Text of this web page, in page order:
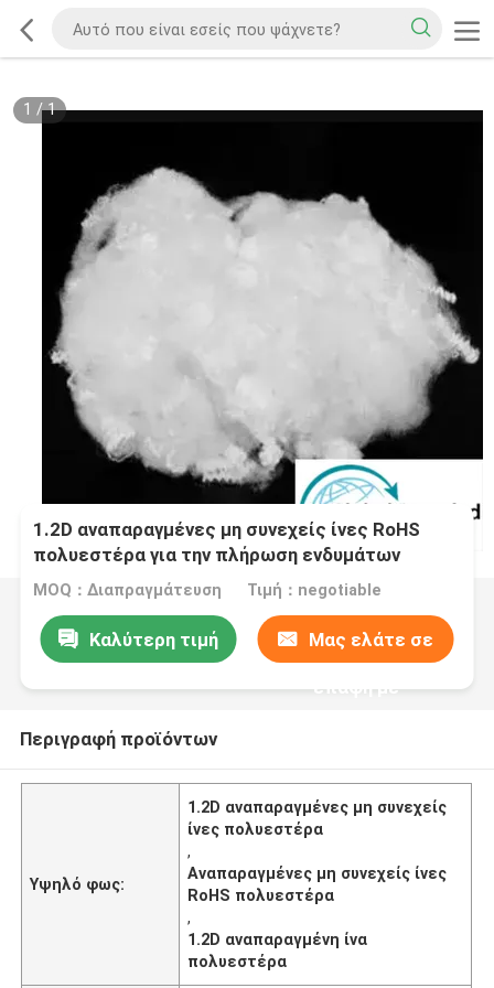
1 /1
1.2D αναπαραγμένες μη συνεχείς ίνες RoHS
πολυεστέρα για την πλήρωση ενδυμάτων
MOQ：Διαπραγμάτευση Τιμή：negotiable
Καλύτερη τιμή Μας ελάτε σε
επαφή με
Περιγραφή προϊόντων
Υψηλό φως:
1.2D αναπαραγμένες μη συνεχείς
ίνες πολυεστέρα
,
Αναπαραγμένες μη συνεχείς ίνες
RoHS πολυεστέρα
,
1.2D αναπαραγμένη ίνα
πολυεστέρα